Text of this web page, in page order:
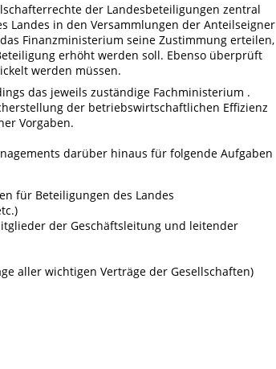
der Landesbeteiligungen zentral
Landes in den Versammlungen der Anteilseigner
Finanzministerium seine Zustimmung erteilen,
erhöht werden soll. Ebenso überprüft
werden müssen.
das jeweils zuständige Fachministerium .
der betriebswirtschaftlichen Effizienz
Vorgaben.
darüber hinaus für folgende Aufgaben
für Beteiligungen des Landes
der Geschäftsleitung und leitender
aller wichtigen Verträge der Gesellschaften)